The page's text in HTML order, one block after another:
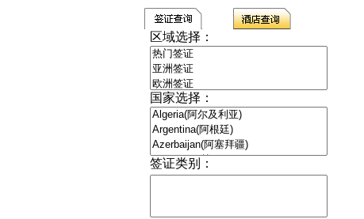
区域选择：
国家选择：
签证类别：